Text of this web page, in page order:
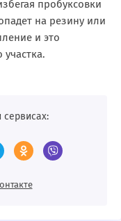
пробуксовки
на резину или
и это
сервисах: